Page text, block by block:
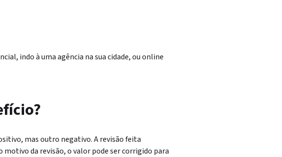
indo à uma agência na sua cidade, ou online
mas outro negativo. A revisão feita
da revisão, o valor pode ser corrigido para